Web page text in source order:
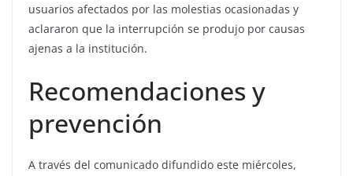
usuarios afectados por las molestias ocasionadas y
aclararon que la interrupción se produjo por causas
ajenas a la institución.
Recomendaciones y
prevención
A través del comunicado difundido este miércoles,